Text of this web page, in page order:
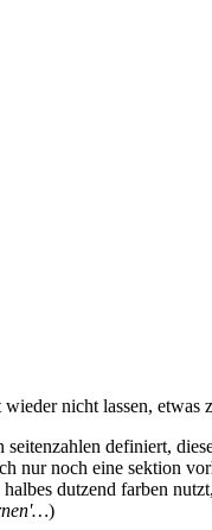
nicht lassen,
seitenzahlen definiert,
nur noch eine sektion
dutzend farben
)